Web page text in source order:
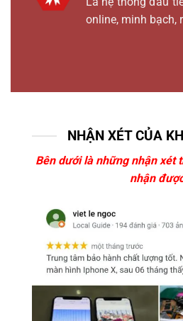
online, minh bạch,
NHẬN XÉT CỦA
Bên dưới là những nhận xét
nhận